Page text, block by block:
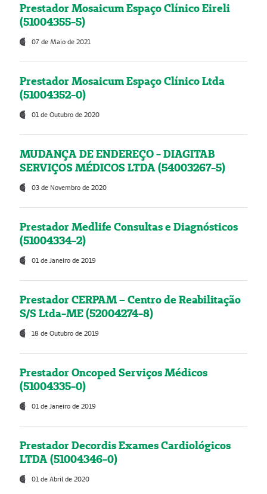
Prestador Mosaicum Espaço Clínico Eireli
(51004355-5)
07 de Maio de 2021
Prestador Mosaicum Espaço Clínico Ltda
(51004352-0)
01 de Outubro de 2020
MUDANÇA DE ENDEREÇO - DIAGITAB
SERVIÇOS MÉDICOS LTDA (54003267-5)
03 de Novembro de 2020
Prestador Medlife Consultas e Diagnósticos
(51004334-2)
01 de Janeiro de 2019
Prestador CERPAM – Centro de Reabilitação
S/S Ltda-ME (52004274-8)
18 de Outubro de 2019
Prestador Oncoped Serviços Médicos
(51004335-0)
01 de Janeiro de 2019
Prestador Decordis Exames Cardiológicos
LTDA (51004346-0)
01 de Abril de 2020